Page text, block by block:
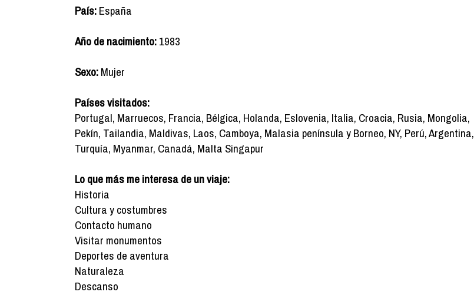
País:España
Año de nacimiento:1983
Sexo:Mujer
Países visitados:
Portugal, Marruecos, Francia, Bélgica, Holanda, Eslovenia, Italia, Croacia, Rusia, Mongolia,
Pekín, Tailandia, Maldivas, Laos, Camboya, Malasia península y Borneo, NY, Perú, Argentina,
Turquía, Myanmar, Canadá, Malta Singapur
Lo que más me interesa de un viaje:
Historia
Cultura y costumbres
Contacto humano
Visitar monumentos
Deportes de aventura
Naturaleza
Descanso